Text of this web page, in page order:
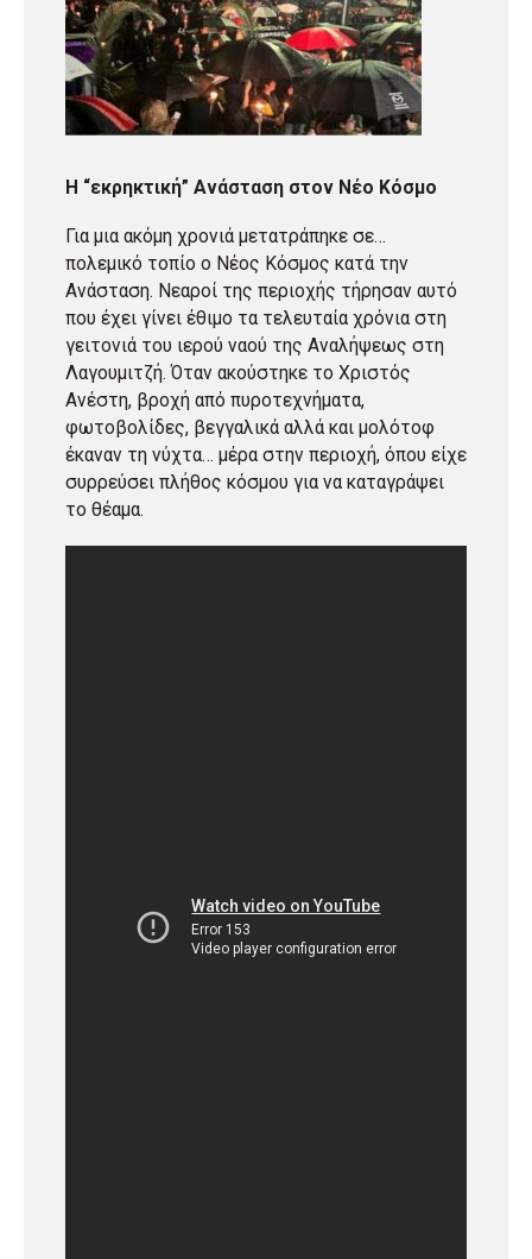
Η “εκρηκτική” Ανάσταση στον Νέο Κόσμο
Για μια ακόμη χρονιά μετατράπηκε σε…
πολεμικό τοπίο ο Νέος Κόσμος κατά την
Ανάσταση. Νεαροί της περιοχής τήρησαν αυτό
που έχει γίνει έθιμο τα τελευταία χρόνια στη
γειτονιά του ιερού ναού της Αναλήψεως στη
Λαγουμιτζή. Όταν ακούστηκε το Χριστός
Ανέστη, βροχή από πυροτεχνήματα,
φωτοβολίδες, βεγγαλικά αλλά και μολότοφ
έκαναν τη νύχτα… μέρα στην περιοχή, όπου είχε
συρρεύσει πλήθος κόσμου για να καταγράψει
το θέαμα.